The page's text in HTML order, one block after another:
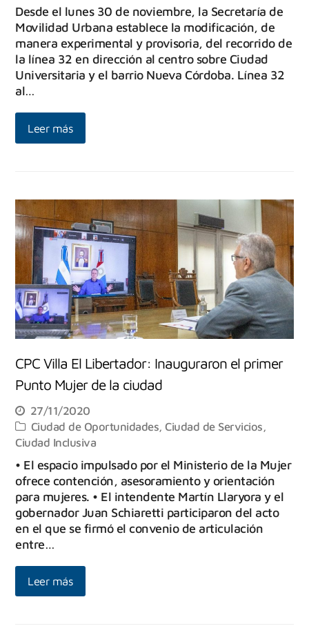
Desde el lunes 30 de noviembre, la Secretaría de
Movilidad Urbana establece la modificación, de
manera experimental y provisoria, del recorrido de
la línea 32 en dirección al centro sobre Ciudad
Universitaria y el barrio Nueva Córdoba. Línea 32
al…
Leer más
CPC Villa El Libertador: Inauguraron el primer
Punto Mujer de la ciudad
27/11/2020
Ciudad de Oportunidades ,Ciudad de Servicios
Ciudad Inclusiva
• El espacio impulsado por el Ministerio de la Mujer
ofrece contención, asesoramiento y orientación
para mujeres. • El intendente Martín Llaryora y el
gobernador Juan Schiaretti participaron del acto
en el que se firmó el convenio de articulación
entre…
Leer más